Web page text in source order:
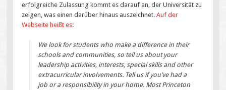
erfolgreiche Zulassung kommt es darauf an, der Universität zu
zeigen, was einen darüber hinaus auszeichnet. Auf der
Webseite heißt es:
We look for students who make a difference in their
schools and communities, so tell us about your
leadership activities, interests, special skills and other
extracurricular involvements. Tell us if you’ve had a
job or a responsibility in your home. Most Princeton